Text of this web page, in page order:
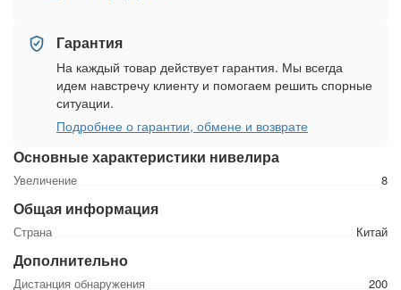
Основные характеристики нивелира
Увеличение 8
Общая информация
Страна Китай
Дополнительно
Дистанция обнаружения 200
Гарантия
На каждый товар действует гарантия. Мы всегда
идем навстречу клиенту и помогаем решить спорные
ситуации.
Подробнее о гарантии, обмене и возврате